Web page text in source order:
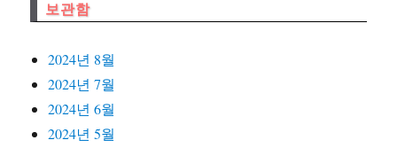
보관함
2024년 8월
2024년 7월
2024년 6월
2024년 5월